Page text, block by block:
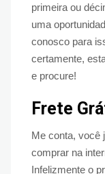
primeira ou
uma
conosco para
certamente,
e procure!
Frete
Me conta, você
comprar na
Infelizmente o